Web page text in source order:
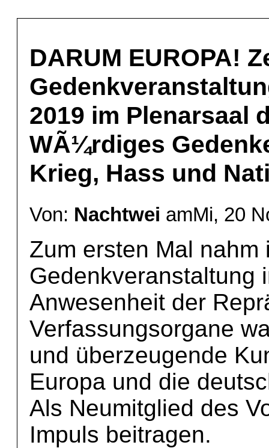
DARUM EUROPA!
2019 im Plenarsaal
WÃ¼rdiges
Krieg, Hass und
Von: Nachtwei amMi, 20
Zum ersten Mal
Gedenkveranstaltung
Anwesenheit der
Verfassungsorgane
und überzeugende
Europa und die
Als Neumitglied des
Impuls beitragen.